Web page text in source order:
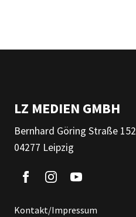
LZ MEDIEN GMBH
Bernhard Göring Straße 152
04277 Leipzig
Kontakt/Impressum